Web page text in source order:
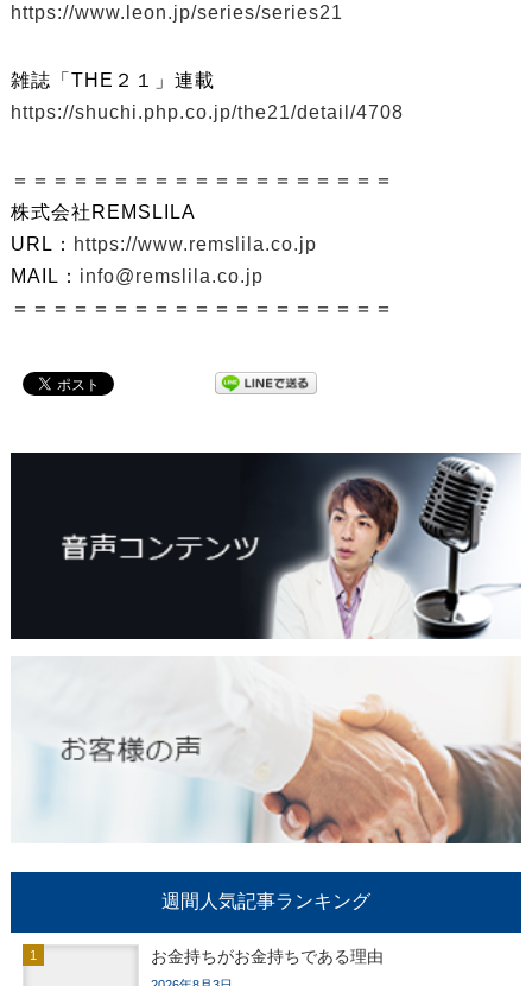
https://www.leon.jp/series/series21
雑誌「THE２１」連載
https://shuchi.php.co.jp/the21/detail/4708
＝＝＝＝＝＝＝＝＝＝＝＝＝＝＝＝＝＝＝
株式会社REMSLILA
URL： https://www.remslila.co.jp
MAIL： info@remslila.co.jp
＝＝＝＝＝＝＝＝＝＝＝＝＝＝＝＝＝＝＝
週間人気記事ランキング
お金持ちがお金持ちである理由